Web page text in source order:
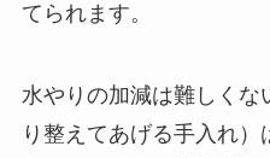
てられます。
水やりの加減は難しくな
り整えてあげる手入れ